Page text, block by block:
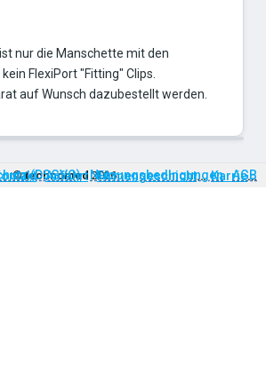
nur die Manschette mit den
FlexiPort "Fitting" Clips.
auf Wunsch dazubestellt werden.
Anfahrt Firmengeschichte Karriere
©technomed 2026
(DSGVO) Nutzungsbedingungen AGB